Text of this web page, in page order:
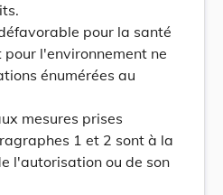
pour la santé
l'environnement ne
énumérées au
mesures prises
1 et 2 sont à la
l'autorisation ou de son